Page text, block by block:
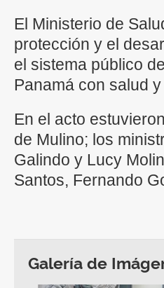
El Ministerio de
protección y el
el sistema público
Panamá con salud
En el acto
de Mulino; los
Galindo y Lucy
Santos, Fernando
Galería de